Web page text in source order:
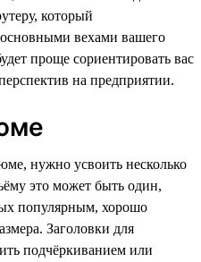
который
основными вехами вашего
проще сориентировать вас
на предприятии.
нужно усвоить несколько
это может быть один,
популярным, хорошо
Заголовки для
подчёркиванием или